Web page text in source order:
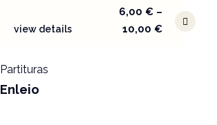
view details
6,00€ –
10,00€
Partituras
Enleio